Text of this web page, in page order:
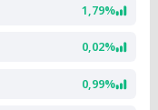
1,79%
0,02%
0,99%